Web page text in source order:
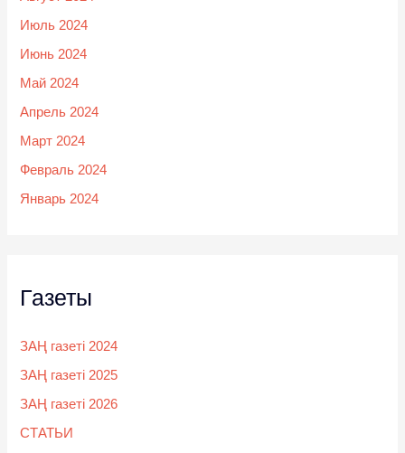
Июль 2024
Июнь 2024
Май 2024
Апрель 2024
Март 2024
Февраль 2024
Январь 2024
Газеты
ЗАҢ газеті 2024
ЗАҢ газеті 2025
ЗАҢ газеті 2026
СТАТЬИ